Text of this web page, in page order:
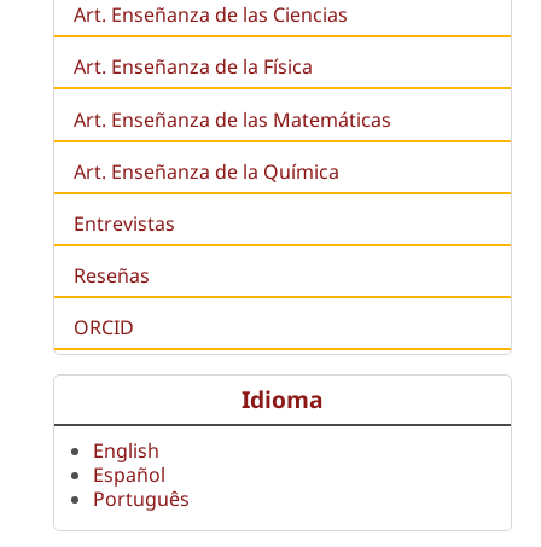
Art. Enseñanza de las Ciencias
Art. Enseñanza de la Física
Art. Enseñanza de las Matemáticas
Art. Enseñanza de la Química
Entrevistas
Reseñas
ORCID
Idioma
English
Español
Português